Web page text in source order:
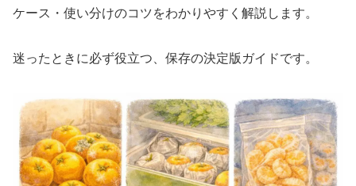
ケース・使い分けのコツをわかりやすく解説します。
迷ったときに必ず役立つ、保存の決定版ガイドです。